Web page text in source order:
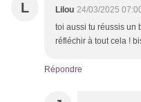
L Lilou 24/03/2025
toi aussi tu réussis un
réfléchir à tout cela !
Répondre